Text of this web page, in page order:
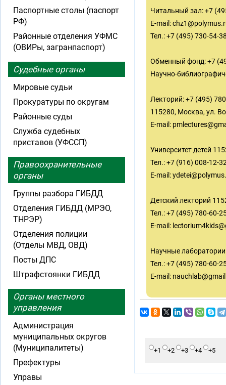
Читальный зал: +7
E-mail:
Тел.: +7 (495) 730-54-
Обменный фонд: +7
Научно-
Лекторий: +7 (495)
115280, Москва, ул.
E-mail:
Университет детей
Тел.: +7 (916) 008-12-
E-mail:
Детский лекторий
Тел.: +7 (495) 780-60-
E-mail:
Научные
Тел.: +7 (495) 780-60-
E-mail:
+1 +2 +3 +4 +5
Паспортные столы (паспорт
РФ)
Районные отделения УФМС
(ОВИРы, загранпаспорт)
Судебные органы
Мировые судьи
Прокуратуры по округам
Районные суды
Служба судебных
приставов (УФССП)
Правоохранительные
органы
Группы разбора ГИБДД
Отделения ГИБДД (МРЭО,
ТНРЭР)
Отделения полиции
(Отделы МВД, ОВД)
Посты ДПС
Штрафстоянки ГИБДД
Органы местного
управления
Администрация
муниципальных округов
(Муниципалитеты)
Префектуры
Управы